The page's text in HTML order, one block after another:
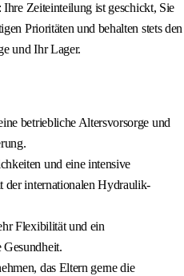
Ihre Zeiteinteilung ist geschickt, Sie
Prioritäten und behalten stets den
und Ihr Lager.
betriebliche Altersvorsorge und
und eine intensive
der internationalen Hydraulik-
Flexibilität und ein
das Eltern gerne die